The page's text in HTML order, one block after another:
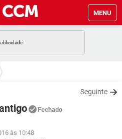
MENU
GMAIL
GMAIL
WHATSAPP
WHATSAPP
Seguinte
Fechado
às 10:48